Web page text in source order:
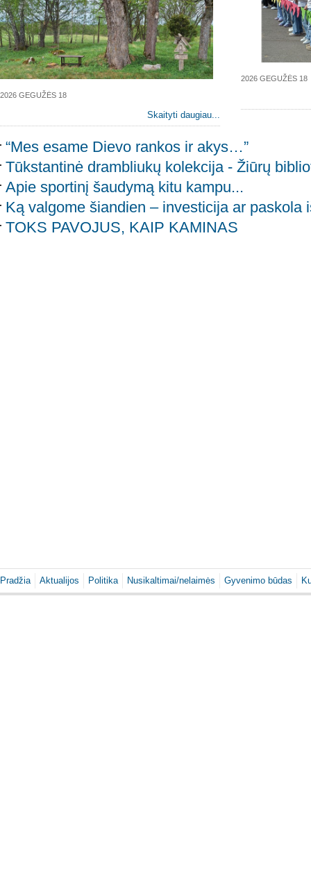
2026 GEGUŽĖS 18
Skaityti daugiau...
2026 GEGUŽĖS 18
“Mes esame Dievo rankos ir akys…”
Tūkstantinė drambliukų kolekcija - Žiūrų
Apie sportinį šaudymą kitu kampu...
Ką valgome šiandien – investicija ar paskola
TOKS PAVOJUS, KAIP KAMINAS
Pradžia Aktualijos Politika Nusikaltimai/nelaimės Gyvenimo būdas